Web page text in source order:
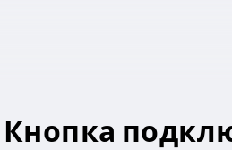
Кнопка